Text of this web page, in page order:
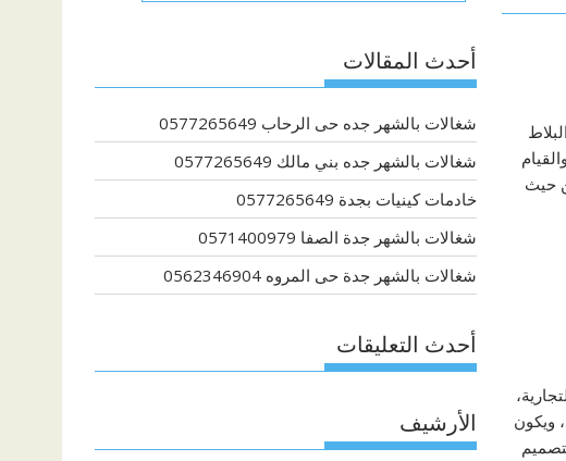
حيث
ويكون
أحدث المقالات
شغالات بالشهر جده حى الرحاب 0577265649
شغالات بالشهر جده بني مالك 0577265649
خادمات كينيات بجدة 0577265649
شغالات بالشهر جدة الصفا 0571400979
شغالات بالشهر جدة حى المروه 0562346904
أحدث التعليقات
الأرشيف